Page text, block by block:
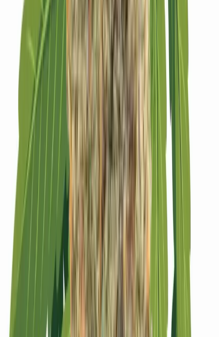
Strains Hybrid Strains
Standorte